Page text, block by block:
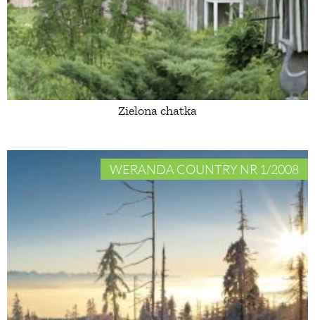
Zielona chatka
WERANDA COUNTRY NR 1/2008
PRZEPISY
ŚNIADANIA
ZUPY
DANIA GŁÓWNE
CIASTA I DESERY
DODATKI